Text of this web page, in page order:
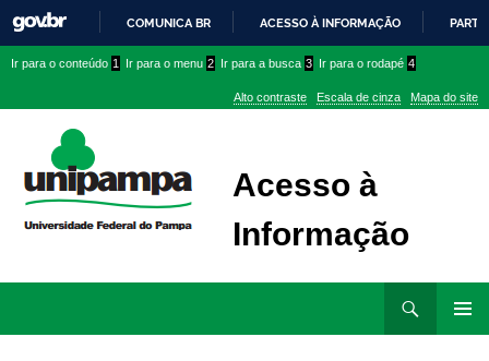
PARA
CONTEÚDO
COMUNICA BR ACESSO À INFORMAÇÃO
conteúdo
menu
superior
menu
Ir para o conteúdo 1 Ir para o menu 2 Ir para a busca 3 Ir para o rodapé 4
Alto contraste Escala de cinza Mapa do site
Acesso à
Informação